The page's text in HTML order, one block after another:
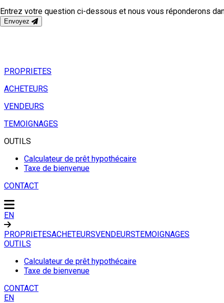
PROPRIETES
ACHETEURS
VENDEURS
TEMOIGNAGES
OUTILS
Calculateur de prêt hypothécaire
Taxe de bienvenue
CONTACT
EN
PROPRIETESACHETEURSVENDEURSTEMOIGNAGES
OUTILS
Calculateur de prêt hypothécaire
Taxe de bienvenue
CONTACT
EN
Entrez votre question ci-dessous et nous vous réponderons
Envoyez